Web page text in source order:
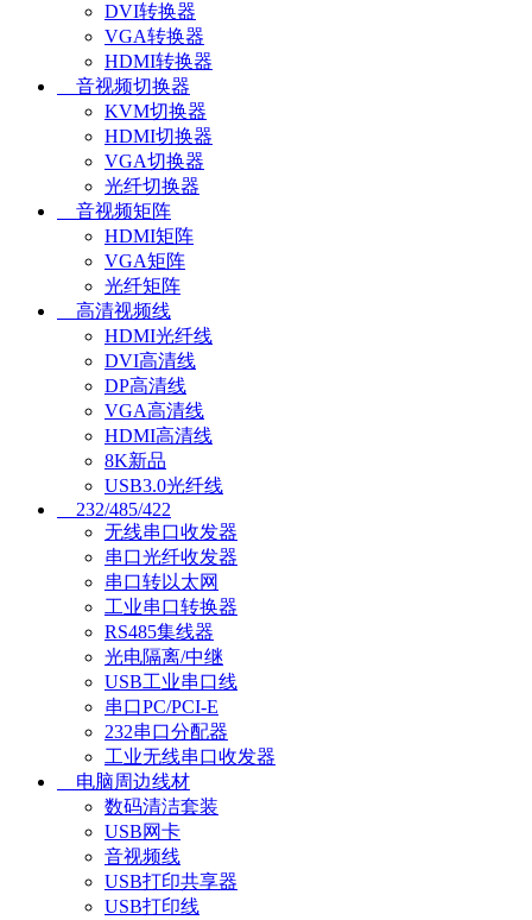
DVI转换器
VGA转换器
HDMI转换器
音视频切换器
KVM切换器
HDMI切换器
VGA切换器
光纤切换器
音视频矩阵
HDMI矩阵
VGA矩阵
光纤矩阵
高清视频线
HDMI光纤线
DVI高清线
DP高清线
VGA高清线
HDMI高清线
8K新品
USB3.0光纤线
232/485/422
无线串口收发器
串口光纤收发器
串口转以太网
工业串口转换器
RS485集线器
光电隔离/中继
USB工业串口线
串口PC/PCI-E
232串口分配器
工业无线串口收发器
电脑周边线材
数码清洁套装
USB网卡
音视频线
USB打印共享器
USB打印线